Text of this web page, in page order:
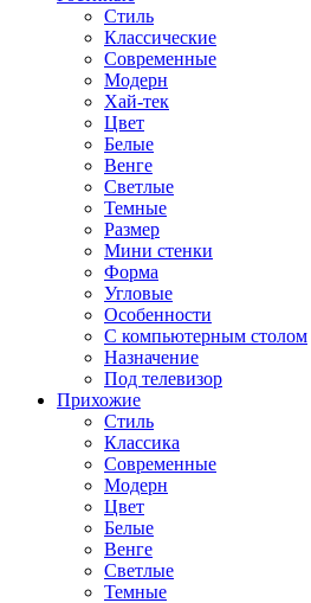
Стиль
Классические
Современные
Модерн
Хай-тек
Цвет
Белые
Венге
Светлые
Темные
Размер
Мини стенки
Форма
Угловые
Особенности
С компьютерным столом
Назначение
Под телевизор
Прихожие
Стиль
Классика
Современные
Модерн
Цвет
Белые
Венге
Светлые
Темные